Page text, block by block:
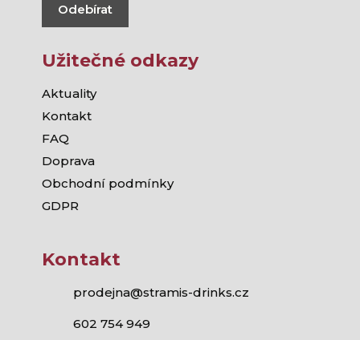
Odebírat
Užitečné odkazy
Aktuality
Kontakt
FAQ
Doprava
Obchodní podmínky
GDPR
Kontakt
prodejna@stramis-drinks.cz
602 754 949